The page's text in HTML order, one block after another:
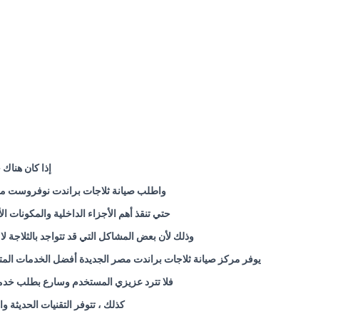
إذا كان
واطلب صيانة ثلاجات براندت نوفروست
حتي تنقذ أهم الأجزاء الداخلية
وذلك لأن بعض المشاكل التي قد تتواجد بالثلاجة
يوفر مركز صيانة ثلاجات براندت مصر الجديدة أفضل الخدمات
فلا تترد عزيزي المستخدم وسارع بطلب
كذلك ، تتوفر التقنيات